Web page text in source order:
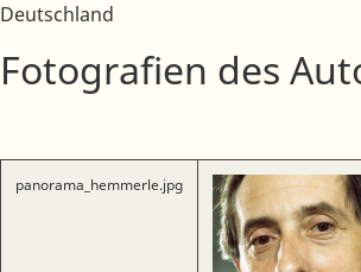
Deutschland
Fotografien des
panorama_hemmerle.jpg